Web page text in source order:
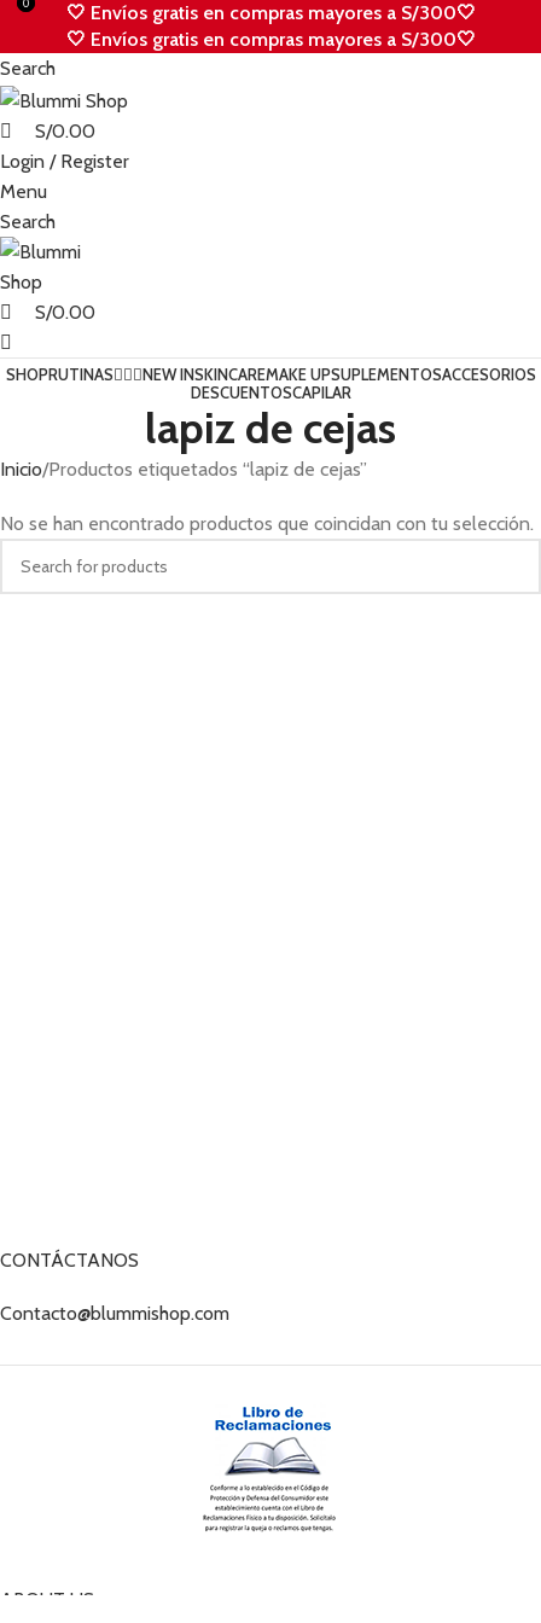
🤍 Envíos gratis en compras mayores a S/300🤍
🤍 Envíos gratis en compras mayores a S/300🤍
Search
0
S/0.00
Login / Register
Menu
Search
0
S/0.00
SHOPRUTINAS💆🏻‍♀️NEW INSKINCAREMAKE UPSUPLEMENTOSACCESORIOS
DESCUENTOSCAPILAR
lapiz de cejas
Inicio Productos etiquetados “lapiz de cejas”
No se han encontrado productos que coincidan con tu selección.
CONTÁCTANOS
Contacto@blummishop.com
ABOUT US